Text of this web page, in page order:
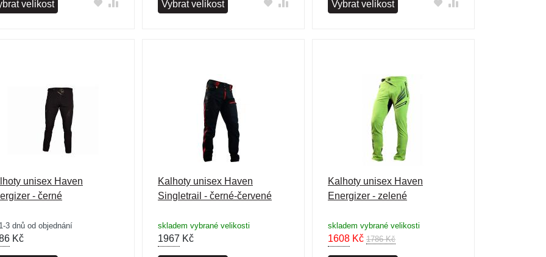
velikost Vybrat velikost Vybrat velikost
unisex Haven
- černé
3 dnů od objednání
Kč
Kalhoty unisex Haven
Singletrail - černé-červené
skladem vybrané velikosti
1967 Kč
Kalhoty unisex Haven
Energizer - zelené
skladem vybrané velikosti
1608Kč 1786 Kč